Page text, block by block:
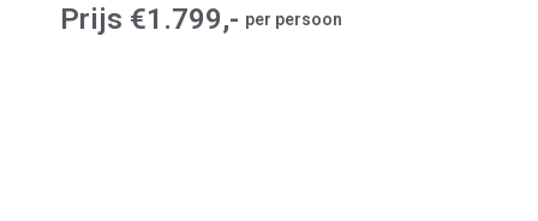
Prijs €1.799,- per persoon